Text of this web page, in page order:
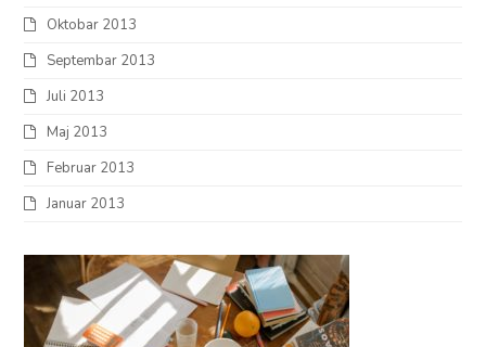
Oktobar 2013
Septembar 2013
Juli 2013
Maj 2013
Februar 2013
Januar 2013